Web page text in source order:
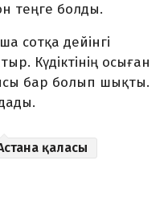
теңге болды.
сотқа дейінгі
Күдіктінің осыған
бар болып шықты.
қаласы